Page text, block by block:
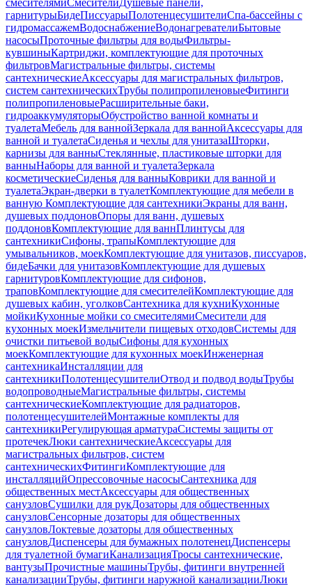
смесителямиСмесителиДушевые панели,
гарнитурыБидеПиссуарыПолотенцесушителиСпа-бассейны с
гидромассажемВодоснабжениеВодонагревателиБытовые
насосыПроточные фильтры для водыФильтры-
кувшиныКартриджи, комплектующие для проточных
фильтровМагистральные фильтры, системы
сантехническиеАксессуары для магистральных фильтров,
систем сантехническихТрубы полипропиленовыеФитинги
полипропиленовыеРасширительные баки,
гидроаккумуляторыОбустройство ванной комнаты и
туалетаМебель для ваннойЗеркала для ваннойАксессуары для
ванной и туалетаСиденья и чехлы для унитазаШторки,
карнизы для ванныСтеклянные, пластиковые шторки для
ванныНаборы для ванной и туалетаЗеркала
косметическиеСиденья для ванныКоврики для ванной и
туалетаЭкран-дверки в туалетКомплектующие для мебели в
ванную Комплектующие для сантехникиЭкраны для ванн,
душевых поддоновОпоры для ванн, душевых
поддоновКомплектующие для ваннПлинтусы для
сантехникиСифоны, трапыКомплектующие для
умывальников, моекКомплектующие для унитазов, писсуаров,
бидеБачки для унитазовКомплектующие для душевых
гарнитуровКомплектующие для сифонов,
траповКомплектующие для смесителейКомплектующие для
душевых кабин, уголковСантехника для кухниКухонные
мойкиКухонные мойки со смесителямиСмесители для
кухонных моекИзмельчители пищевых отходовСистемы для
очистки питьевой водыСифоны для кухонных
моекКомплектующие для кухонных моекИнженерная
сантехникаИнсталляции для
сантехникиПолотенцесушителиОтвод и подвод водыТрубы
водопроводныеМагистральные фильтры, системы
сантехническиеКомплектующие для радиаторов,
полотенцесушителейМонтажные комплекты для
сантехникиРегулирующая арматураСистемы защиты от
протечекЛюки сантехническиеАксессуары для
магистральных фильтров, систем
сантехническихФитингиКомплектующие для
инсталляцийОпрессовочные насосыСантехника для
общественных местАксессуары для общественных
санузловСушилки для рукДозаторы для общественных
санузловСенсорные дозаторы для общественных
санузловЛоктевые дозаторы для общественных
санузловДиспенсеры для бумажных полотенецДиспенсеры
для туалетной бумагиКанализацияТросы сантехнические,
вантузыПрочистные машиныТрубы, фитинги внутренней
канализацииТрубы, фитинги наружной канализацииЛюки